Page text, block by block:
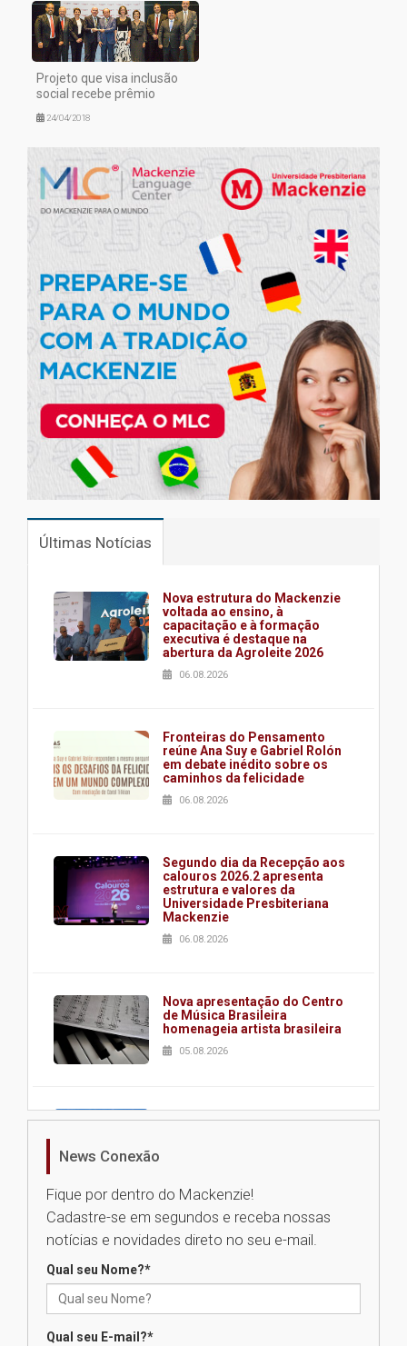
Projeto que visa inclusão
social recebe prêmio
24/04/2018
Últimas Notícias
Nova estrutura do Mackenzie
voltada ao ensino, à
capacitação e à formação
executiva é destaque na
abertura da Agroleite 2026
06.08.2026
Fronteiras do Pensamento
reúne Ana Suy e Gabriel Rolón
em debate inédito sobre os
caminhos da felicidade
06.08.2026
Segundo dia da Recepção aos
calouros 2026.2 apresenta
estrutura e valores da
Universidade Presbiteriana
Mackenzie
06.08.2026
Nova apresentação do Centro
de Música Brasileira
homenageia artista brasileira
05.08.2026
Universidade Mackenzie
Seminário discute desafios
das novas tecnologias em
News Conexão
Fique por dentro do Mackenzie!
Cadastre-se em segundos e receba nossas
notícias e novidades direto no seu e-mail.
Qual seu Nome?*
Qual seu E-mail?*